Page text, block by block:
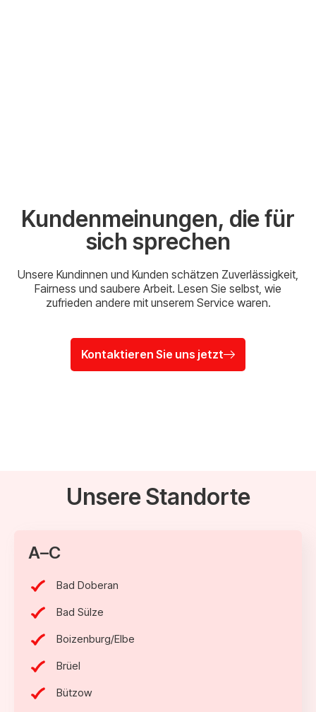
Kundenmeinungen, die für
sich sprechen
Unsere Kundinnen und Kunden schätzen Zuverlässigkeit,
Fairness und saubere Arbeit. Lesen Sie selbst, wie
zufrieden andere mit unserem Service waren.
Kontaktieren Sie uns jetzt
Unsere Standorte
A–C
Bad Doberan
Bad Sülze
Boizenburg/Elbe
Brüel
Bützow